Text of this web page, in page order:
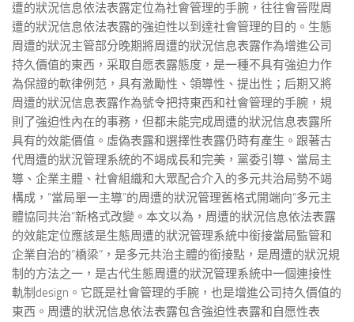
遭的狀況信息依法表露定位為社會管理的手腕，往往會晉陞周
遭的狀況信息依法表露的強迫性以到達社會管理的目的。生態
周遭的狀況主管部分晚期將周遭的狀況信息表露作為增進公司
持久價值的東西，采取自愿表露態度，是一種不具有強迫力作
為保證的軟律例范，具有激勵性、領導性、提出性；后期又將
周遭的狀況信息表露作為號令把持東西和社會管理的手腕，規
則了強迫性內在的事務，但都未能完成周遭的狀況信息表露所
具有的效能價值。虛偽表露和選擇性表露仍時有產生。跟著古
代周遭的狀況管理系統的不竭成長和完美，黨委引導、當局主
導、企業主體、社會組織和大眾配合介入的多元共治局勢不竭
構成，“當局單一主導”的周遭的狀況管理舊格式開端向“多元主
體協同共治”新格式改變。本文以為，周遭的狀況信息依法表露
的效能定位應該是生態周遭的狀況管理系統中銜接當局監管和
企業自治的“橋梁”，是多元共治主體的銜接點，是周遭的狀況規
制的方法之一，是古代生態周遭的狀況管理系統中一個連接性
軌制design。它既是社會管理的手腕，也是增進公司持久價值的
東西。周遭的狀況信息依法表露包含強迫性表露和自愿性表